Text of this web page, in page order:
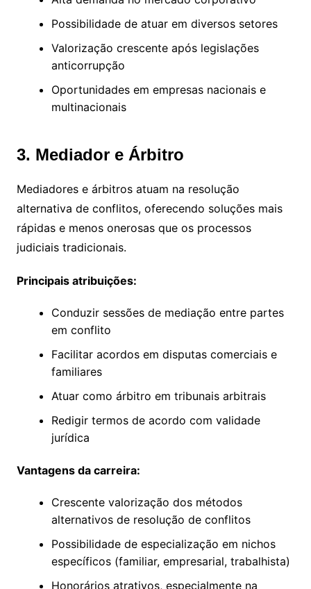
Possibilidade de atuar em diversos setores
Valorização crescente após legislações
anticorrupção
Oportunidades em empresas nacionais e
multinacionais
3. Mediador e Árbitro
Mediadores e árbitros atuam na resolução
alternativa de conflitos, oferecendo soluções mais
rápidas e menos onerosas que os processos
judiciais tradicionais.
Principais atribuições:
Conduzir sessões de mediação entre partes
em conflito
Facilitar acordos em disputas comerciais e
familiares
Atuar como árbitro em tribunais arbitrais
Redigir termos de acordo com validade
jurídica
Vantagens da carreira:
Crescente valorização dos métodos
alternativos de resolução de conflitos
Possibilidade de especialização em nichos
específicos (familiar, empresarial, trabalhista)
Honorários atrativos, especialmente na